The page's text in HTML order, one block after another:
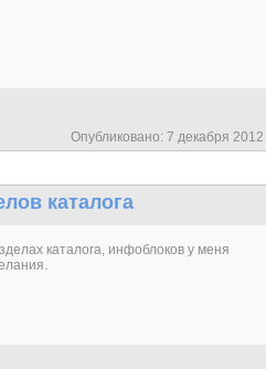
Опубликовано: 7 декабря 2012
каталога
каталога, инфоблоков у меня